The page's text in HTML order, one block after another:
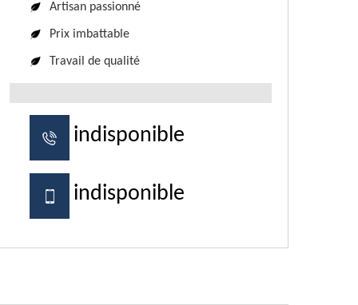
Artisan passionné
Prix imbattable
Travail de qualité
indisponible
indisponible